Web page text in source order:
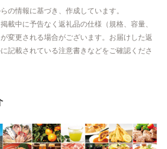
の情報に基づき、作成しています。
載中に予告なく返礼品の仕様（規格、容量、
変更される場合がございます。お届けした返
記載されている注意書きなどをご確認くださ